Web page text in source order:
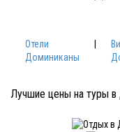
Отели
Доминиканы
Лучшие цены на туры в